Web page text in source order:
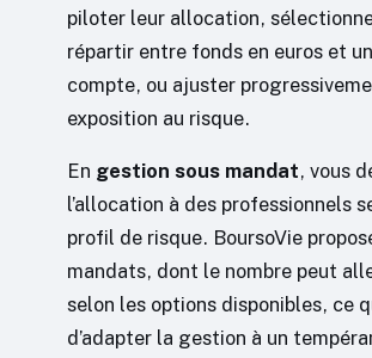
piloter leur allocation,
répartir entre fonds en euros et
compte, ou ajuster
exposition au risque.
En gestion sous mandat, vous
l’allocation à des professionnels
profil de risque. BoursoVie
mandats, dont le nombre peut
selon les options disponibles, ce
d’adapter la gestion à un